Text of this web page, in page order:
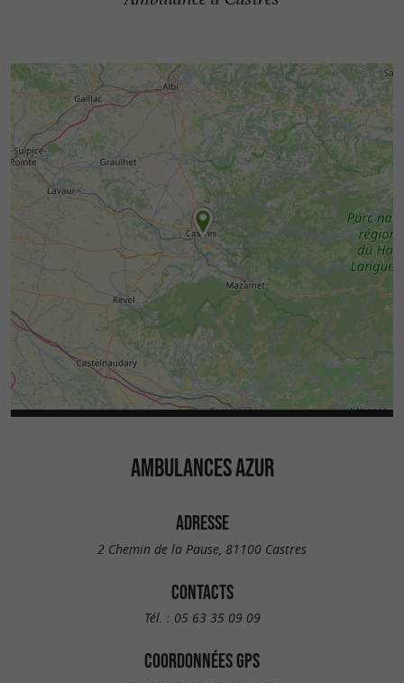
AMBULANCES AZUR
ADRESSE
2 Chemin de la Pause, 81100 Castres
CONTACTS
Tél. : 05 63 35 09 09
COORDONNÉES GPS